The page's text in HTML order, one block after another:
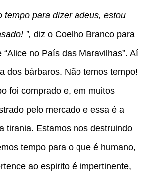
tempo para dizer adeus, estou
”, diz o Coelho Branco para
“Alice no País das Maravilhas”. Aí
dos bárbaros. Não temos tempo!
foi comprado e, em muitos
pelo mercado e essa é a
tirania. Estamos nos destruindo
tempo para o que é humano,
ao espirito é impertinente,